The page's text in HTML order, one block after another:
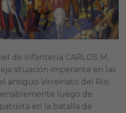
de Infantería CARLOS M.
situación imperante en las
antiguo Virreinato del Río
luego de
en la batalla de